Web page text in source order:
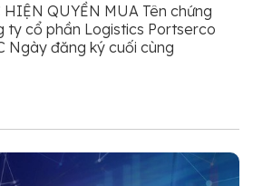
QUYỀN MUA Tên chứng
ty cổ phần Logistics Portserco
Ngày đăng ký cuối cùng